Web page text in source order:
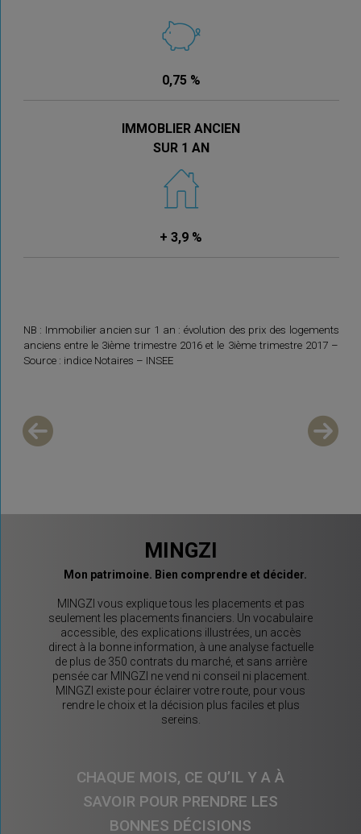
0,75 %
IMMOBLIER ANCIEN
SUR 1 AN
+ 3,9 %
NB : Immobilier ancien sur 1 an : évolution des prix des logements
anciens entre le 3ième trimestre 2016 et le 3ième trimestre 2017 –
Source : indice Notaires – INSEE
MINGZI
Mon patrimoine. Bien comprendre et décider.
MINGZI vous explique tous les placements et pas
seulement les placements financiers. Un vocabulaire
accessible, des explications illustrées, un accès
direct à la bonne information, à une analyse factuelle
de plus de 350 contrats du marché, et sans arrière
pensée car MINGZI ne vend ni conseil ni placement.
MINGZI existe pour éclairer votre route, pour vous
rendre le choix et la décision plus faciles et plus
sereins.
CHAQUE MOIS, CE QU’IL Y A À
SAVOIR POUR PRENDRE LES
BONNES DÉCISIONS